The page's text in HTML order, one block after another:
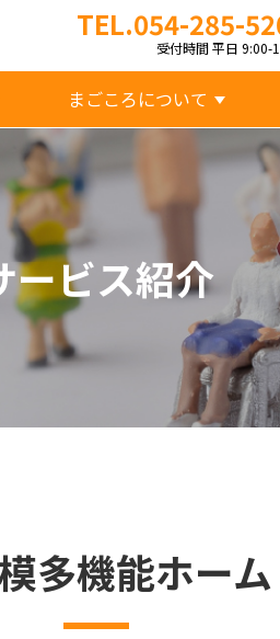
TEL.054-285-
受付時間 平日 9:00-
まごころについて
ービス紹介
多機能ホーム